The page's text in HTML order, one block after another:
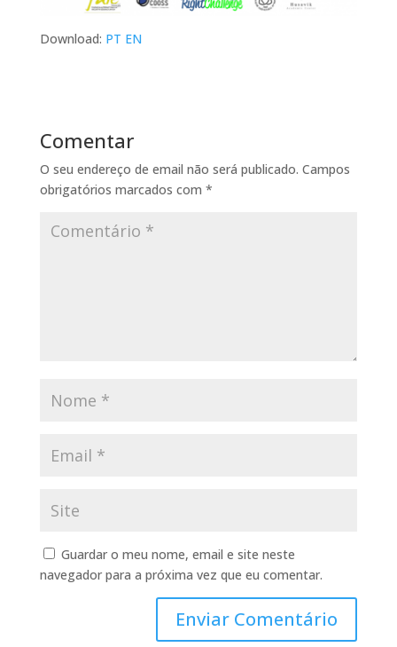
Download: PT EN
Comentar
O seu endereço de email não será publicado. Campos
obrigatórios marcados com *
Guardar o meu nome, email e site neste
navegador para a próxima vez que eu comentar.